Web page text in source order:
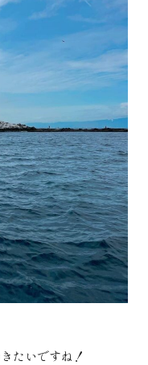
たいですね！